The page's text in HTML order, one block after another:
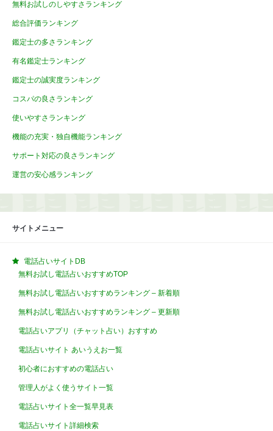
無料お試しのしやすさランキング
総合評価ランキング
鑑定士の多さランキング
有名鑑定士ランキング
鑑定士の誠実度ランキング
コスパの良さランキング
使いやすさランキング
機能の充実・独自機能ランキング
サポート対応の良さランキング
運営の安心感ランキング
サイトメニュー
電話占いサイトDB
無料お試し電話占いおすすめTOP
無料お試し電話占いおすすめランキング – 新着順
無料お試し電話占いおすすめランキング – 更新順
電話占いアプリ（チャット占い）おすすめ
電話占いサイト あいうえお一覧
初心者におすすめの電話占い
管理人がよく使うサイト一覧
電話占いサイト全一覧早見表
電話占いサイト詳細検索